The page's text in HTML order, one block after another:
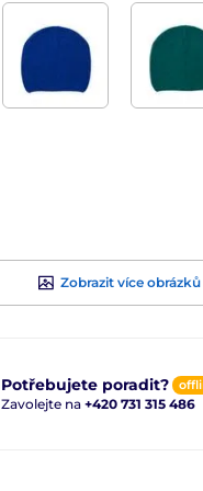
Zobrazit více obrázků
Potřebujete poradit?
Zavolejte na +420 731 315 486